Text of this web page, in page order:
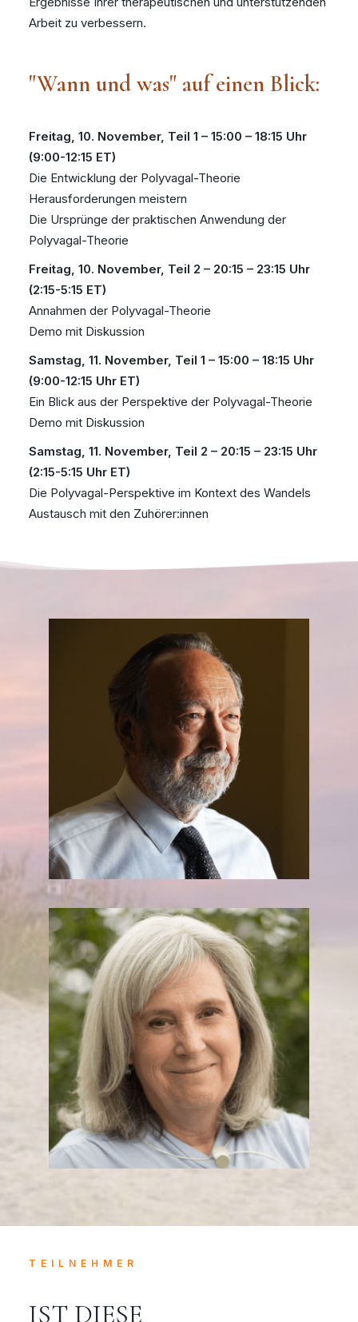
Arbeit zu verbessern.
"Wann und was" auf einen Blick:
Freitag, 10. November, Teil 1 – 15:00 – 18:15 Uhr
(9:00-12:15 ET)
Die Entwicklung der Polyvagal-Theorie
Herausforderungen meistern
Die Ursprünge der praktischen Anwendung der
Polyvagal-Theorie
Freitag, 10. November, Teil 2 – 20:15 – 23:15 Uhr
(2:15-5:15 ET)
Annahmen der Polyvagal-Theorie
Demo mit Diskussion
Samstag, 11. November, Teil 1 – 15:00 – 18:15 Uhr
(9:00-12:15 Uhr ET)
Ein Blick aus der Perspektive der Polyvagal-Theorie
Demo mit Diskussion
Samstag, 11. November, Teil 2 – 20:15 – 23:15 Uhr
(2:15-5:15 Uhr ET)
Die Polyvagal-Perspektive im Kontext des Wandels
Austausch mit den Zuhörer:innen
TEILNEHMER
IST DIESE